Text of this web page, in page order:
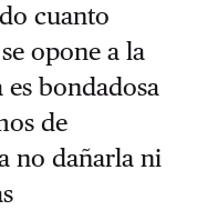
cuanto
opone a la
es bondadosa
de
no dañarla ni